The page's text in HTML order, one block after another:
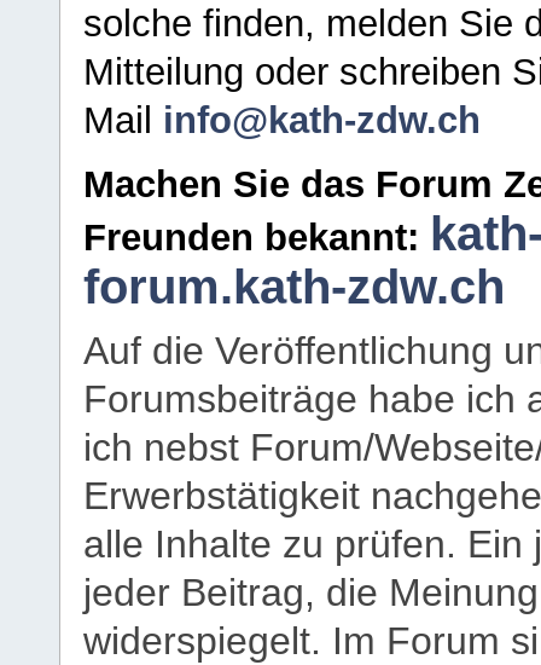
solche finden, melden Sie
Mitteilung oder schreiben
Mail info@kath-zdw.ch
Machen Sie das Forum
Freunden bekannt:
forum.kath-zdw.ch
Auf die Veröffentlichung
Forumsbeiträge habe ich
ich nebst Forum/
Erwerbstätigkeit
alle Inhalte zu prüfen.
jeder Beitrag, die
widerspiegelt. Im Forum